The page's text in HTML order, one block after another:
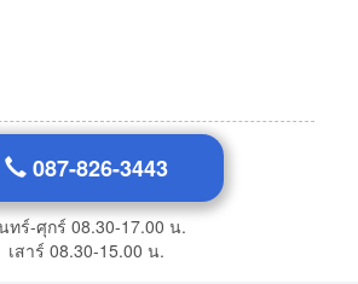
087-826-3443
ทร์-ศุกร์ 08.30-17.00 น.
เสาร์ 08.30-15.00 น.